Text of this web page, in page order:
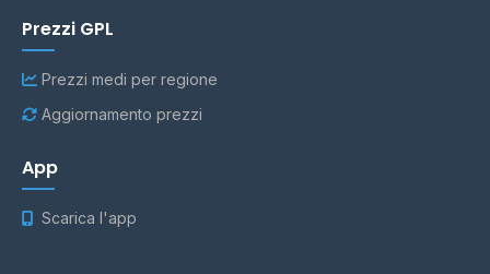
Prezzi GPL
Prezzi medi per regione
Aggiornamento prezzi
App
Scarica l'app